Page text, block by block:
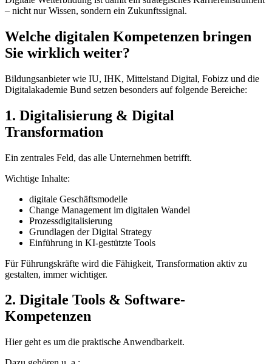
– nicht nur Wissen, sondern ein Zukunftssignal.
Welche digitalen Kompetenzen bringen
Sie wirklich weiter?
Bildungsanbieter wie IU, IHK, Mittelstand Digital, Fobizz und die
Digitalakademie Bund setzen besonders auf folgende Bereiche:
1. Digitalisierung & Digital
Transformation
Ein zentrales Feld, das alle Unternehmen betrifft.
Wichtige Inhalte:
digitale Geschäftsmodelle
Change Management im digitalen Wandel
Prozessdigitalisierung
Grundlagen der Digital Strategy
Einführung in KI-gestützte Tools
Für Führungskräfte wird die Fähigkeit, Transformation aktiv zu
gestalten, immer wichtiger.
2. Digitale Tools & Software-
Kompetenzen
Hier geht es um die praktische Anwendbarkeit.